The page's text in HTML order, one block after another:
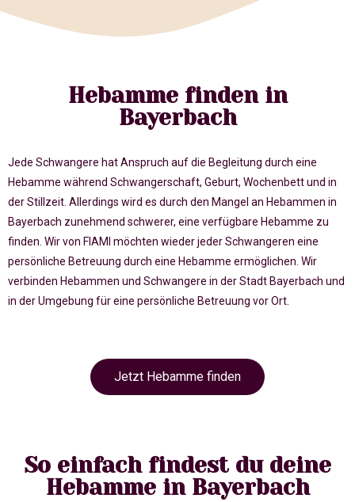
Hebamme finden in
Bayerbach
Jede Schwangere hat Anspruch auf die Begleitung durch eine
Hebamme während Schwangerschaft, Geburt, Wochenbett und in
der Stillzeit. Allerdings wird es durch den Mangel an Hebammen in
Bayerbach zunehmend schwerer, eine verfügbare Hebamme zu
finden. Wir von FIAMI möchten wieder jeder Schwangeren eine
persönliche Betreuung durch eine Hebamme ermöglichen. Wir
verbinden Hebammen und Schwangere in der Stadt Bayerbach und
in der Umgebung für eine persönliche Betreuung vor Ort.
Jetzt Hebamme finden
So einfach findest du deine
Hebamme in Bayerbach